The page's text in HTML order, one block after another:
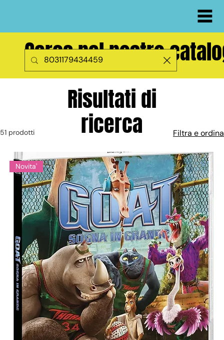
Cerca nel nostro
Risultati di
ricerca
51 prodotti Filtra e ordina
Novita'